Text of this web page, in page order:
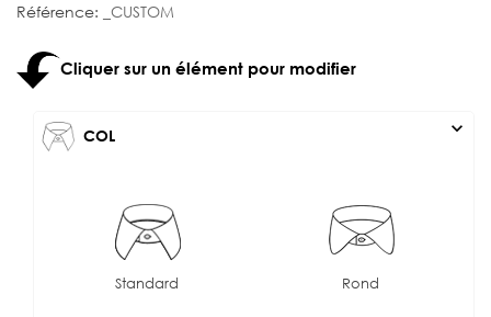
Référence: _CUSTOM
Cliquer sur un élément pour modifier
COL expand_more
Standard Rond